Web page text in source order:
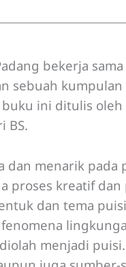
bekerja
sebuah
buku ini ditulis
BS.
menarik pada
proses kreatif
dan tema
menjadi